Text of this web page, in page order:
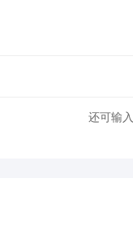
还可输入